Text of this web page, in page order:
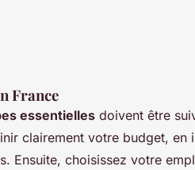
France
essentielles doivent être
clairement votre budget, en
Ensuite, choisissez votre